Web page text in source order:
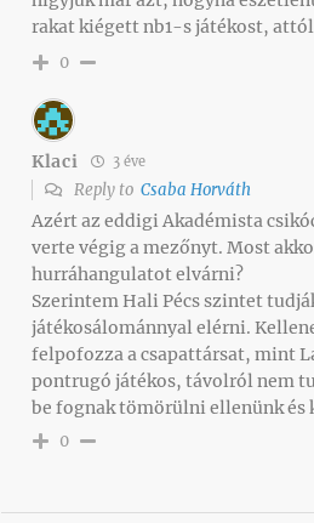
rakat kiégett nb1-s játékost,
0
Klaci 3 éve
Reply to Csaba Horváth
Azért az eddigi Akadémista
verte végig a mezőnyt. Most
hurráhangulatot elvárni?
Szerintem Hali Pécs szintet
játékosálománnyal elérni.
felpofozza a csapattársat, mint
pontrugó játékos, távolról nem
be fognak tömörülni ellenünk és
0